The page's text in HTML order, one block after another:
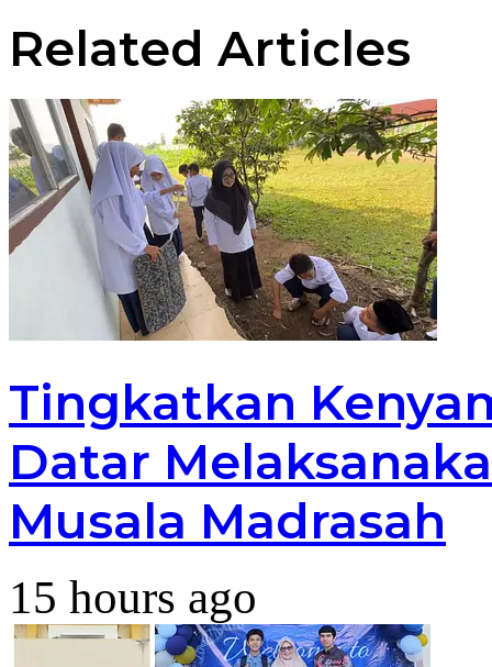
Related Articles
Tingkatkan
Datar
Musala Madrasah
15 hours ago